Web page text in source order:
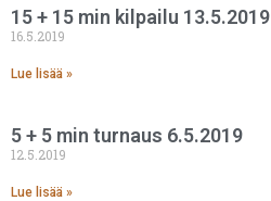
15 + 15 min kilpailu 13.5.2019
16.5.2019
Lue lisää »
5 + 5 min turnaus 6.5.2019
12.5.2019
Lue lisää »